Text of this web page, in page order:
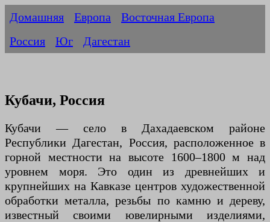
Домашняя Европа
Восточная Европа
Россия
Юг Дагестан
Кубачи, Россия
Кубачи — село в Дахадаевском районе
Республики Дагестан, Россия, расположенное в
горной местности на высоте 1600–1800 м над
уровнем моря. Это один из древнейших и
крупнейших на Кавказе центров художественной
обработки металла, резьбы по камню и дереву,
известный своими ювелирными изделиями,